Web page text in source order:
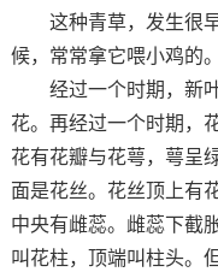
这种青草，发生很早
候，常常拿它喂小鸡的。
经过一个时期，新叶
花。再经过一个时期，
花有花瓣与花萼，萼呈
面是花丝。花丝顶上有
中央有雌蕊。雌蕊下截
叫花柱，顶端叫柱头。